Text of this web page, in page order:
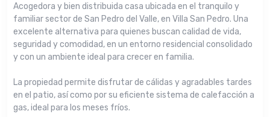
Acogedora y bien distribuida casa ubicada en el tranquilo y
familiar sector de San Pedro del Valle, en Villa San Pedro. Una
excelente alternativa para quienes buscan calidad de vida,
seguridad y comodidad, en un entorno residencial consolidado
y con un ambiente ideal para crecer en familia.
La propiedad permite disfrutar de cálidas y agradables tardes
en el patio, así como por su eficiente sistema de calefacción a
gas, ideal para los meses fríos.